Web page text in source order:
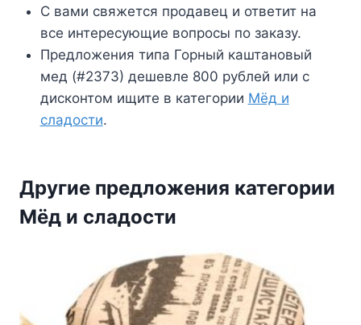
С вами свяжется продавец и ответит на
все интересующие вопросы по заказу.
Предложения типа Горный каштановый
мед (#2373) дешевле 800 рублей или с
дисконтом ищите в категории Мёд и
сладости.
Другие предложения категории
Мёд и сладости